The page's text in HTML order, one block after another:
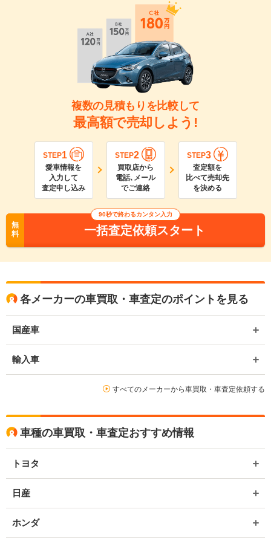
複数の見積もりを比較して
最高額で売却しよう!
STEP1
愛車情報を
入力して
査定申し込み
STEP2
買取店から
電話､メール
でご連絡
STEP3
査定額を
比べて売却先
を決める
無
料
90秒で終わるカンタン入力
一括査定依頼スタート
各メーカーの車買取・車査定のポイントを見る
国産車
輸入車
すべてのメーカーから車買取・車査定依頼する
車種の車買取・車査定おすすめ情報
トヨタ
日産
ホンダ